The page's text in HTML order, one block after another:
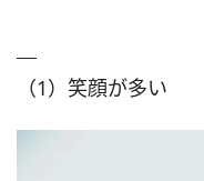
（1）笑顔が多い